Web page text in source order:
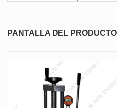
PANTALLA DEL PRODUCTO